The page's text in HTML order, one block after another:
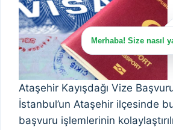
Ataşehir Kayışdağı Vize
İstanbul’un Ataşehir ilçesinde
başvuru işlemlerinin
Merhaba! Size nasıl